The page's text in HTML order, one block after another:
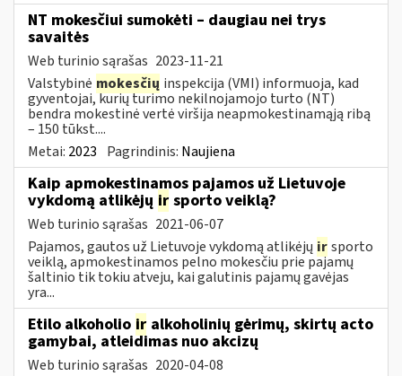
NT mokesčiui sumokėti – daugiau nei trys
savaitės
Web turinio sąrašas 2023-11-21
Valstybinė mokesčių inspekcija (VMI) informuoja, kad
gyventojai, kurių turimo nekilnojamojo turto (NT)
bendra mokestinė vertė viršija neapmokestinamąją ribą
– 150 tūkst....
Metai: 2023 Pagrindinis: Naujiena
Kaip apmokestinamos pajamos už Lietuvoje
vykdomą atlikėjų ir sporto veiklą?
Web turinio sąrašas 2021-06-07
Pajamos, gautos už Lietuvoje vykdomą atlikėjų irsporto
veiklą, apmokestinamos pelno mokesčiu prie pajamų
šaltinio tik tokiu atveju, kai galutinis pajamų gavėjas
yra...
Etilo alkoholio ir alkoholinių gėrimų, skirtų acto
gamybai, atleidimas nuo akcizų
Web turinio sąrašas 2020-04-08